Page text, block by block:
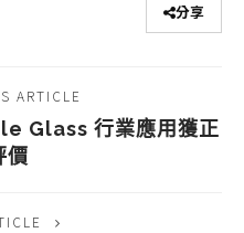
分享
ARTICLE
Glass 行業應用獲正
價